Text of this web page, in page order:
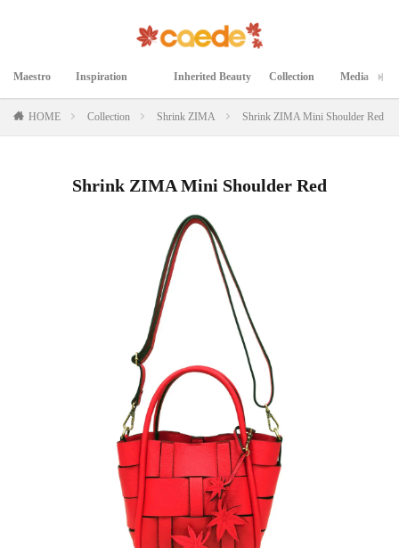
Maestro
マエストロ
Inspiration
インスピレーション
Inherited Beauty
継承された美
Collection
コレクション
Media
メディア掲載
HOME Collection Shrink ZIMA Shrink ZIMA Mini Shoulder Red
Shrink ZIMA Mini Shoulder Red